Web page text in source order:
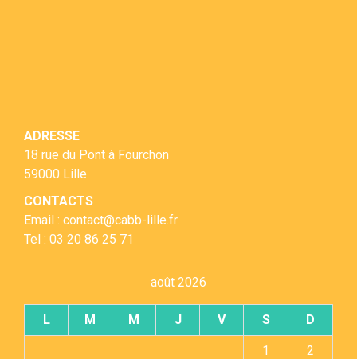
ADRESSE
18 rue du Pont à Fourchon
59000 Lille
CONTACTS
Email : contact@cabb-lille.fr
Tel : 03 20 86 25 71
août 2026
L M M J V S D
1 2